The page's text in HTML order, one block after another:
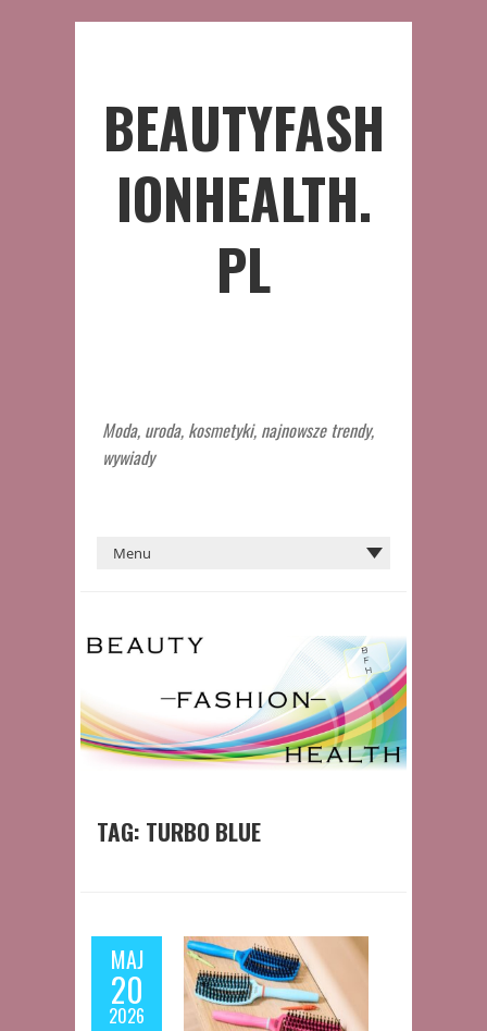
BEAUTYFASH
IONHEALTH.
PL
Moda, uroda, kosmetyki, najnowsze trendy,
wywiady
TAG: TURBO BLUE
MAJ
20
2026